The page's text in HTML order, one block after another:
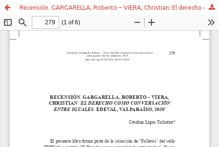
Recensión. GARGARELLA, Roberto – VIERA, Christian: El derecho como conversación entre iguales. EDEVAL, Valparaíso, 2020